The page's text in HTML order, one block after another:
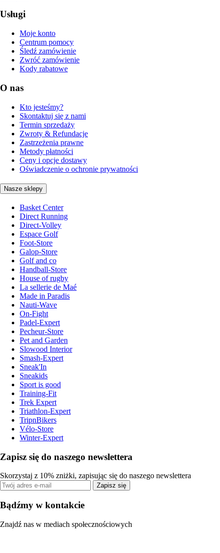
Usługi
Moje konto
Centrum pomocy
Śledź zamówienie
Zwróć zamówienie
Kody rabatowe
O nas
Kto jesteśmy?
Skontaktuj się z nami
Termin sprzedaży
Zwroty & Refundacje
Zastrzeżenia prawne
Metody płatności
Ceny i opcje dostawy
Oświadczenie o ochronie prywatności
Nasze sklepy
Basket Center
Direct Running
Direct-Volley
Espace Golf
Foot-Store
Galop-Store
Golf and co
Handball-Store
House of rugby
La sellerie de Maé
Made in Paradis
Nauti-Wave
On-Fight
Padel-Expert
Pecheur-Store
Pet and Garden
Slowood Interior
Smash-Expert
Sneak'In
Sneakids
Sport is good
Training-Fit
Trek Expert
Triathlon-Expert
TripnBikers
Vélo-Store
Winter-Expert
Zapisz się do naszego newslettera
Skorzystaj z 10% zniżki, zapisując się do naszego newslettera
Zapisz się
Bądźmy w kontakcie
Znajdź nas w mediach społecznościowych